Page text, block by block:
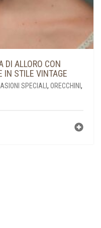
DI ALLORO CON
IN STILE VINTAGE
SPECIALI , ORECCHINI ,